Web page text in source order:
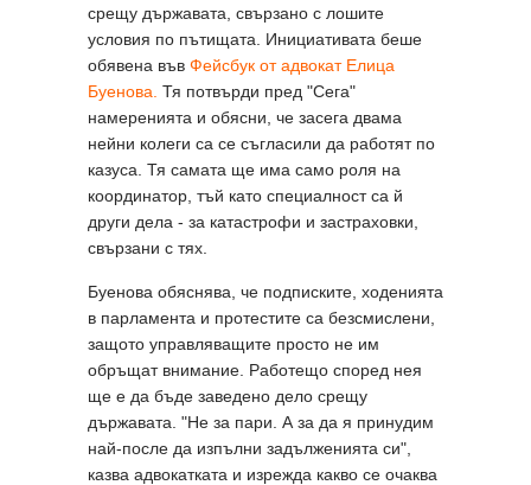
срещу държавата, свързано с лошите
условия по пътищата. Инициативата беше
обявена във Фейсбук от адвокат Елица
Буенова. Тя потвърди пред "Сега"
намеренията и обясни, че засега двама
нейни колеги са се съгласили да работят по
казуса. Тя самата ще има само роля на
координатор, тъй като специалност са й
други дела - за катастрофи и застраховки,
свързани с тях.
Буенова обяснява, че подписките, ходенията
в парламента и протестите са безсмислени,
защото управляващите просто не им
обръщат внимание. Работещо според нея
ще е да бъде заведено дело срещу
държавата. "Не за пари. А за да я принудим
най-после да изпълни задълженията си",
казва адвокатката и изрежда какво се очаква